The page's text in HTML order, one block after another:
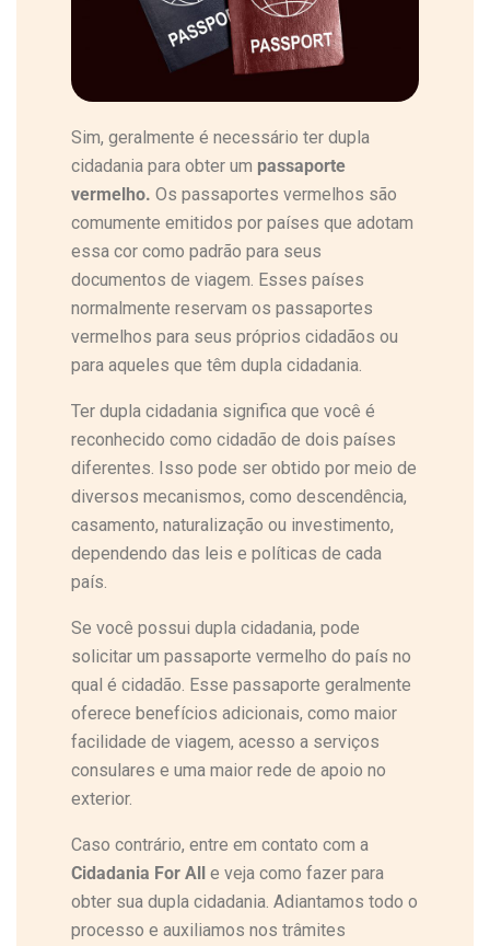
Sim, geralmente é necessário ter dupla
cidadania para obter um passaporte
vermelho. Os passaportes vermelhos são
comumente emitidos por países que adotam
essa cor como padrão para seus
documentos de viagem. Esses países
normalmente reservam os passaportes
vermelhos para seus próprios cidadãos ou
para aqueles que têm dupla cidadania.
Ter dupla cidadania significa que você é
reconhecido como cidadão de dois países
diferentes. Isso pode ser obtido por meio de
diversos mecanismos, como descendência,
casamento, naturalização ou investimento,
dependendo das leis e políticas de cada
país.
Se você possui dupla cidadania, pode
solicitar um passaporte vermelho do país no
qual é cidadão. Esse passaporte geralmente
oferece benefícios adicionais, como maior
facilidade de viagem, acesso a serviços
consulares e uma maior rede de apoio no
exterior.
Caso contrário, entre em contato com a
Cidadania For All e veja como fazer para
obter sua dupla cidadania. Adiantamos todo o
processo e auxiliamos nos trâmites